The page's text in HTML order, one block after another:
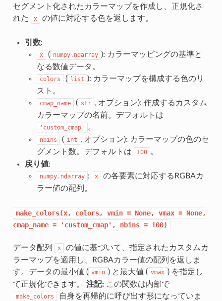
セグメント化されたカラーマップを作成し、正規化さ
れた
x の値に対応する色を返します。
引数:
x ( numpy.ndarray ): カラーマッピングの基準と
なる数値データ。
colors ( list ): カラーマップを構成する色のリ
スト。
cmap_name ( str , オプション): 作成するカスタム
カラーマップの名前。デフォルトは
'custom_cmap' 。
nbins ( int , オプション): カラーマップの色のセ
グメント数。デフォルトは
100 。
戻り値:
numpy.ndarray : x
の各要素に対応するRGBAカ
ラー値の配列。
make_colors(x, colors, vmin = None, vmax = None,
cmap_name = 'custom_cmap', nbins = 100)
データ配列 x
の値に基づいて、指定されたカスタムカ
ラーマップを適用し、RGBAカラー値の配列を返しま
す。データの最小値 ( vmin ) と最大値 ( vmax ) を指定し
て正規化できます。 注記:この関数は内部で
make_colors
自身を再帰的に呼び出す形になっていま